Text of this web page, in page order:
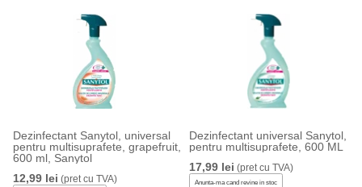
Dezinfectant Sanytol, universal
pentru multisuprafete, grapefruit,
600 ml, Sanytol
12,99 lei (pret cu TVA)
Dezinfectant universal Sanytol,
pentru multisuprafete, 600 ML
17,99 lei (pret cu TVA)
Anunta-ma cand revine in stoc